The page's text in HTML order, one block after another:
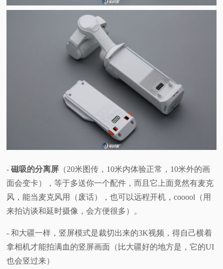
-磁吸的分离屏 （20米图传，10米内体验正常，10米外的画
面会变卡），等于多送你一个配件，而且它上面竟然有麦克
风，能当麦克风用（废话），也可以远程开机，cooool（用
来拍访谈和延时摄像，会方便很多）。
- 和大疆一样，竖屏模式是裁切出来的3K视频，得自己横着
拿相机才能拍满血的竖屏画面（比大疆好的地方是，它的UI
也会竖过来）